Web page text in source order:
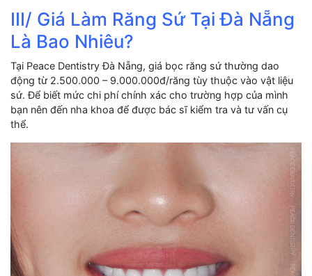
III/ Giá Làm Răng Sứ Tại Đà Nẵng
Là Bao Nhiêu?
Tại Peace Dentistry Đà Nẵng, giá bọc răng sứ thường dao
động từ 2.500.000 – 9.000.000đ/răng tùy thuộc vào vật liệu
sứ. Để biết mức chi phí chính xác cho trường hợp của mình
bạn nên đến nha khoa để được bác sĩ kiểm tra và tư vấn cụ
thể.